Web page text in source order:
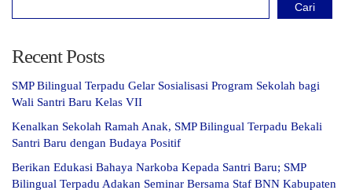
Cari
Recent Posts
SMP Bilingual Terpadu Gelar Sosialisasi Program Sekolah bagi
Wali Santri Baru Kelas VII
Kenalkan Sekolah Ramah Anak, SMP Bilingual Terpadu Bekali
Santri Baru dengan Budaya Positif
Berikan Edukasi Bahaya Narkoba Kepada Santri Baru; SMP
Bilingual Terpadu Adakan Seminar Bersama Staf BNN Kabupaten